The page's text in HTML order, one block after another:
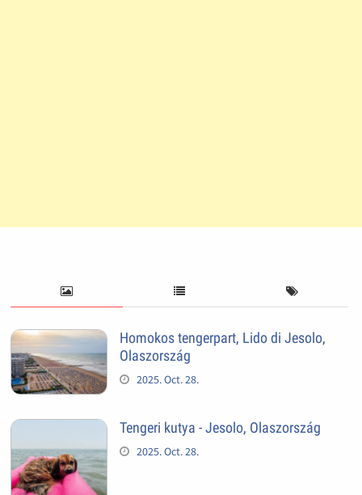
Homokos tengerpart, Lido di Jesolo,
Olaszország
2025. Oct. 28.
Tengeri kutya - Jesolo, Olaszország
2025. Oct. 28.